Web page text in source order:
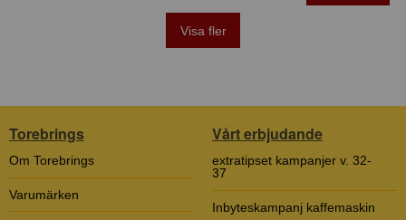
Visa fler
Torebrings
Om Torebrings
Varumärken
Vårt erbjudande
extratipset kampanjer v. 32-
37
Inbyteskampanj kaffemaskin